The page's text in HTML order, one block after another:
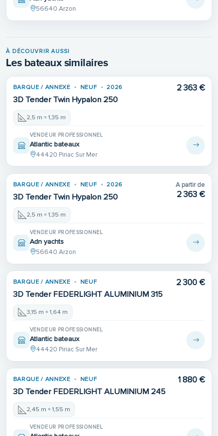
56640 Arzon
À DÉCOUVRIR AUSSI
Les bateaux similaires
BARQUE / ANNEXE NEUF 2026
3D Tender Twin Hypalon 250
2 363 €
2,5 m × 1,35 m
VENDEUR PROFESSIONNEL
Atlantic bateaux
44420 Piriac Sur Mer
BARQUE / ANNEXE NEUF 2026
3D Tender Twin Hypalon 250
A partir de
2 363 €
2,5 m × 1,35 m
VENDEUR PROFESSIONNEL
Adn yachts
56640 Arzon
BARQUE / ANNEXE NEUF
3D Tender FEDERLIGHT ALUMINIUM 315
2 300 €
3,15 m × 1,64 m
VENDEUR PROFESSIONNEL
Atlantic bateaux
44420 Piriac Sur Mer
BARQUE / ANNEXE NEUF
3D Tender FEDERLIGHT ALUMINIUM 245
1 880 €
2,45 m × 1,55 m
VENDEUR PROFESSIONNEL